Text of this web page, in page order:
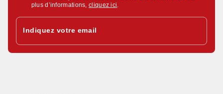
plus d’informations,cliquez ici
Indiquez votre email